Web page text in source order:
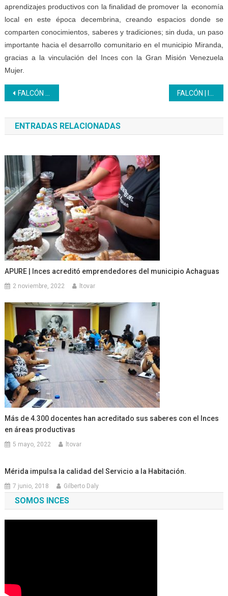
aprendizajes productivos con la finalidad de promover la economía
local en este época decembrina, creando espacios donde se
comparten conocimientos, saberes y tradiciones; sin duda, un paso
importante hacia el desarrollo comunitario en el municipio Miranda,
gracias a la vinculación del Inces con la Gran Misión Venezuela
Mujer.
Navegación
de
entradas
FALCÓN | Inces forma a 20 nuevos Chefs en Paraguaná FALCÓN | Inces entrega certificados a 20 participantes en el área de Barbería
ENTRADAS RELACIONADAS
APURE | Inces acreditó emprendedores del municipio Achaguas
2 noviembre, 2022 ltovar
Más de 4.300 docentes han acreditado sus saberes con el Inces
en áreas productivas
5 mayo, 2022 ltovar
Mérida impulsa la calidad del Servicio a la Habitación.
7 junio, 2018 Gilberto Daly
SOMOS INCES